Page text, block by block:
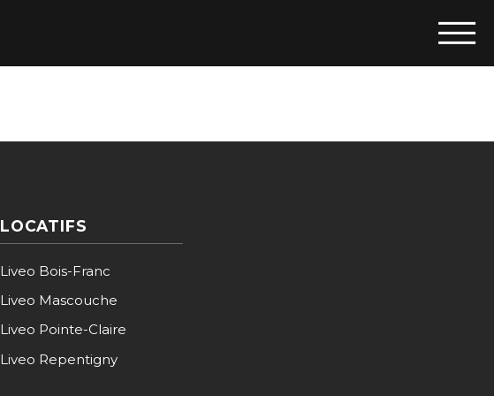
LOCATIFS
Liveo Bois-Franc
Liveo Mascouche
Liveo Pointe-Claire
Liveo Repentigny